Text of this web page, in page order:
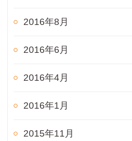
2016年8月
2016年6月
2016年4月
2016年1月
2015年11月